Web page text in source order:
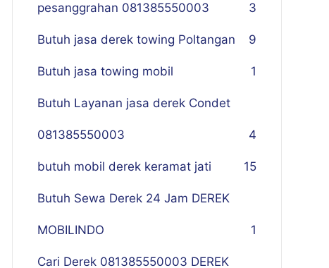
pesanggrahan 081385550003 3
Butuh jasa derek towing Poltangan 9
Butuh jasa towing mobil 1
Butuh Layanan jasa derek Condet
081385550003 4
butuh mobil derek keramat jati 15
Butuh Sewa Derek 24 Jam DEREK
MOBILINDO 1
Cari Derek 081385550003 DEREK